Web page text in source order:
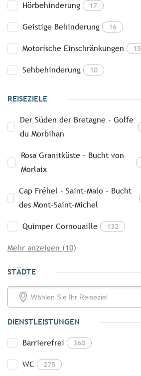
Hörbehinderung 17
Geistige Behinderung 16
Motorische Einschränkungen 15
Sehbehinderung 10
REISEZIELE
Der Süden der Bretagne - Golfe
du Morbihan
Rosa Granitküste - Bucht von
Morlaix
Cap Fréhel - Saint-Malo - Bucht
des Mont-Saint-Michel
Quimper Cornouaille 132
Mehr anzeigen (10)
STÄDTE
DIENSTLEISTUNGEN
Barrierefrei 360
WC 275